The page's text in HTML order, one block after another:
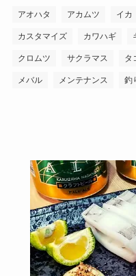
アオハタ アカムツ イカ
カスタマイズ カワハギ
クロムツ サクラマス タ
メバル メンテナンス 釣